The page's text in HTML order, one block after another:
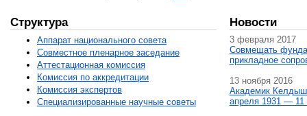
Структура
Аппарат национального совета
Совместное пленарное заседание
Аттестационная комисcия
Комиссия по аккредитации
Комиссия экспертов
Специализированные научные советы
Новости
3 февраля 2017
Совмещать
прикладное
13 ноября 2016
Академик
апреля 1931 — 11